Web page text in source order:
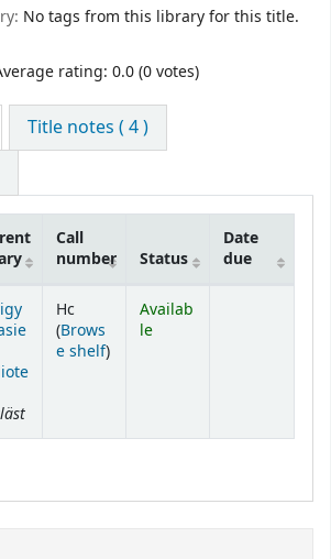
No tags from this library for this title.
rating: 0.0 (0 votes)
Title notes ( 4 )
Call
number
Status
Date
due
Hc
(Brows
e shelf(Opens below)
)
Availab
le